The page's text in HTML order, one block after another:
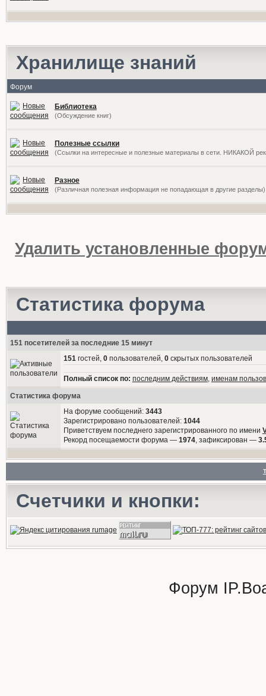
Хранилище знаний
Форум
Библиотека
(Обсуждение книг)
Полезные ссылки
(Ссылки на интересные и полезные материалы в сети. НИКАКОЙ
Разное
(Различная полезная информация не попадающая в другие разделы)
Удалить установленные
Статистика форума
151 посетителей за последние 15 минут
151гостей, 0пользователей, 0скрытых пользователей
Полный список по: последним действиям, именам
Статистика форума
На форуме сообщений: 3443
Зарегистрировано пользователей: 1044
Приветствуем последнего зарегистрированного по имени
Рекорд посещаемости форума — 1974, зафиксирован —
Счетчики и кнопки:
Форум